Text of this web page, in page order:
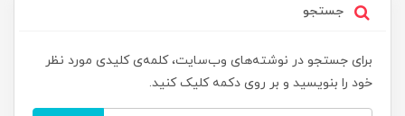
جستجو
برای جستجو در نوشته‌های وب‌سایت، کلمه‌ی کلیدی مورد نظر
خود را بنویسید و بر روی دکمه کلیک کنید.